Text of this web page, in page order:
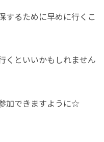
するために早めに行くこ
くといいかもしれません
加できますように☆